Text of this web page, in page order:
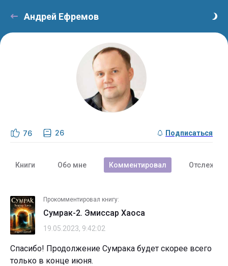
Андрей Ефремов
76 26 Подписаться
Книги Обо мне Комментировал
Прокомментировал книгу:
Сумрак-2. Эмиссар Хаоса
19.05.2023, 9:42:02
Спасибо! Продолжение Сумрака будет скорее всего
только в конце июня.